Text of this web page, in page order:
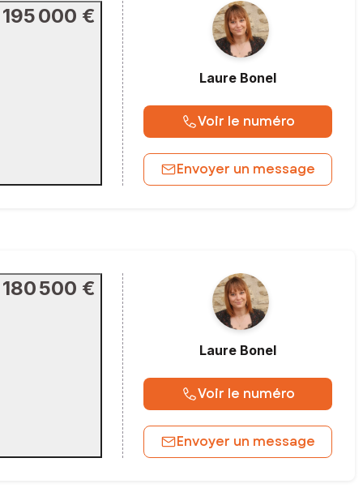
195 000 €
Laure Bonel
Voir le numéro
Envoyer un message
180 500 €
Laure Bonel
Voir le numéro
Envoyer un message